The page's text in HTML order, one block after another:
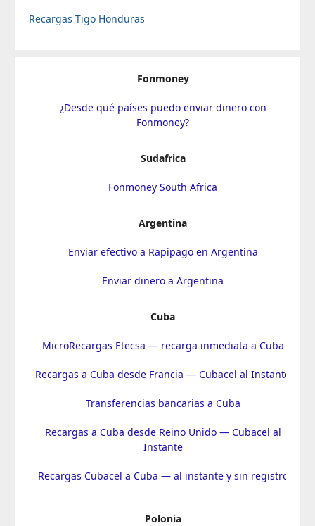
Recargas Tigo Honduras
Fonmoney
¿Desde qué países puedo enviar dinero con
Fonmoney?
Sudafrica
Fonmoney South Africa
Argentina
Enviar efectivo a Rapipago en Argentina
Enviar dinero a Argentina
Cuba
MicroRecargas Etecsa — recarga inmediata a Cuba
Recargas a Cuba desde Francia — Cubacel al Instante
Transferencias bancarias a Cuba
Recargas a Cuba desde Reino Unido — Cubacel al
Instante
Recargas Cubacel a Cuba — al instante y sin registro
Polonia